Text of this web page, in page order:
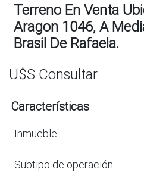
Terreno En Venta
Aragon 1046, A
Brasil De Rafaela.
U$S Consultar
Características
Inmueble
Subtipo de operación